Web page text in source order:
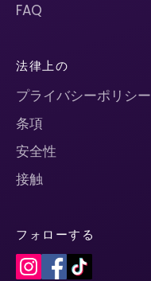
FAQ
法律上の
プライバシーポリシー
条項
安全性
接触
フォローする